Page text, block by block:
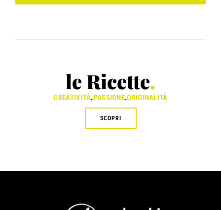
le Ricette.
CREATIVITÀ. PASSIONE.ORIGINALITÀ
SCOPRI